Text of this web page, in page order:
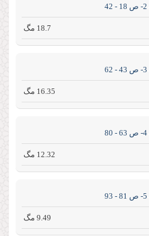
18.7 مگ
16.35 مگ
12.32 مگ
9.49 مگ